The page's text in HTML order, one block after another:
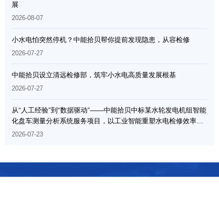
展
2026-08-07
小水电怕突然停机？中能拾贝帮你提前发现隐患，从容检修
2026-07-27
中能拾贝设立清远检修部，筑牢小水电高质量发展根基
2026-07-27
从“人工经验”到“数据驱动”——中能拾贝中标某水轮发电机组智能
化盘车测量分析系统服务项目，以工业智能重塑水电检修效率边
界
2026-07-23